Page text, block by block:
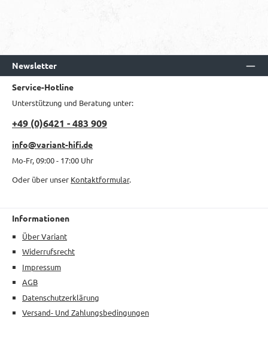
Newsletter
Service-Hotline
Unterstützung und Beratung unter:
+49 (0)6421 - 483 909
info@variant-hifi.de
Mo-Fr, 09:00 - 17:00 Uhr
Oder über unser Kontaktformular.
Informationen
Über Variant
Widerrufsrecht
Impressum
AGB
Datenschutzerklärung
Versand- Und Zahlungsbedingungen